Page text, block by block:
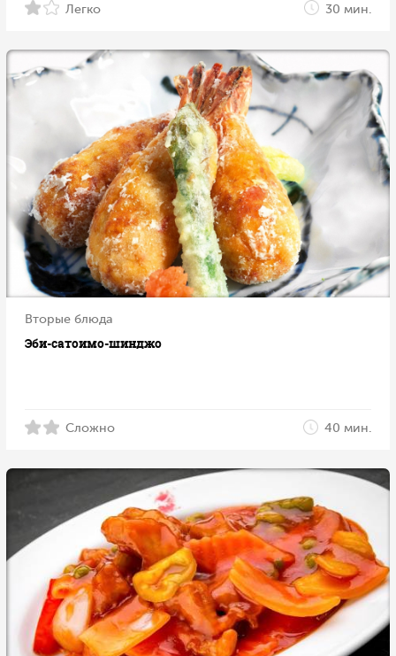
Легко 30 мин.
Вторые блюда
Эби-сатоимо-шинджо
Сложно 40 мин.